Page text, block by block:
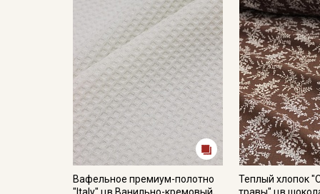
Вафельное премиум-полотно
Теплый хлопок